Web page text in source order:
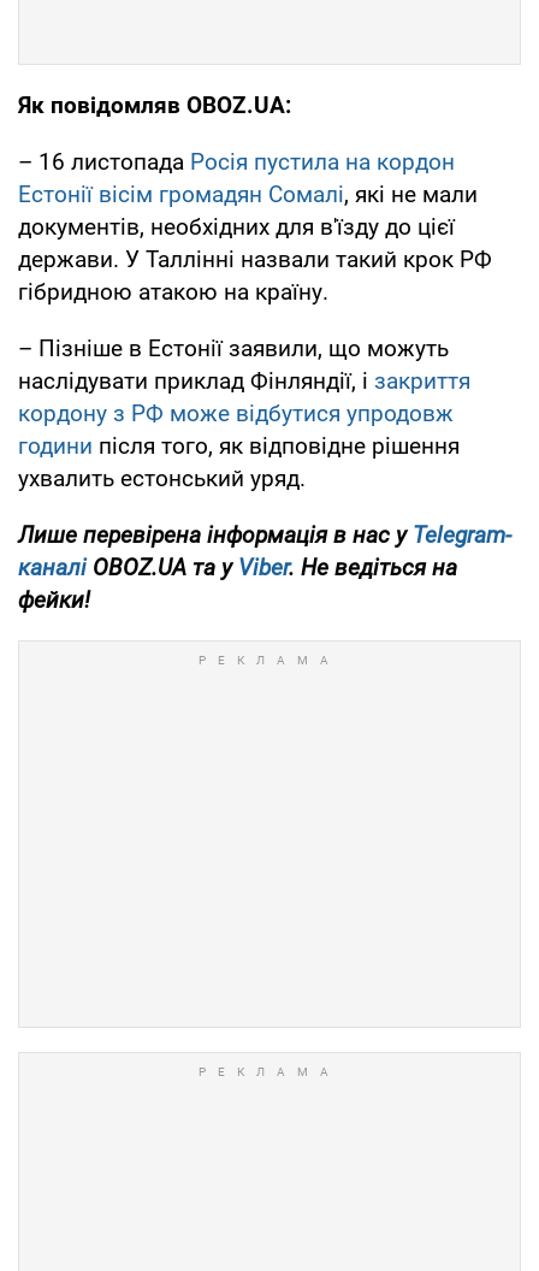
Як повідомляв OBOZ.UA:
– 16 листопада Росія пустила на кордон
Естонії вісім громадян Сомалі, які не мали
документів, необхідних для в'їзду до цієї
держави. У Таллінні назвали такий крок РФ
гібридною атакою на країну.
– Пізніше в Естонії заявили, що можуть
наслідувати приклад Фінляндії, і закриття
кордону з РФ може відбутися упродовж
години після того, як відповідне рішення
ухвалить естонський уряд.
Лише перевірена інформація в нас уTelegram-
каналіOBOZ.UA та уViber. Не ведіться на
фейки!